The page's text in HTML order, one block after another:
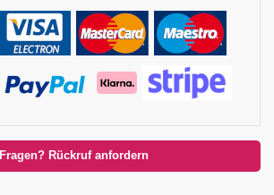
Fragen? Rückruf anfordern